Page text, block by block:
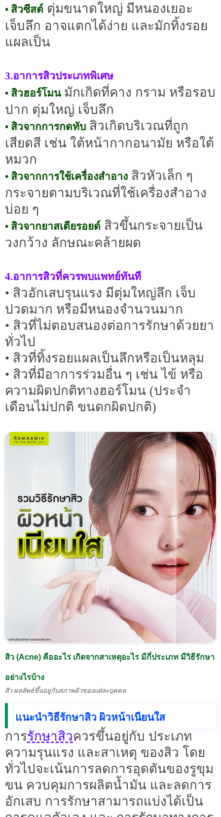
• สิวซีสต์ ตุ่มขนาดใหญ่ มีหนองเยอะ
เจ็บลึก อาจแตกได้ง่าย และมักทิ้งรอย
แผลเป็น
3.อาการสิวประเภทพิเศษ
• สิวฮอร์โมนมักเกิดที่คาง กราม หรือรอบ
ปาก ตุ่มใหญ่ เจ็บลึก
• สิวจากการกดทับ สิวเกิดบริเวณที่ถูก
เสียดสี เช่น ใต้หน้ากากอนามัย หรือใต้
หมวก
• สิวจากการใช้เครื่องสำอาง สิวหัวเล็ก ๆ
กระจายตามบริเวณที่ใช้เครื่องสำอาง
บ่อย ๆ
• สิวจากยาสเตียรอยด์ สิวขึ้นกระจายเป็น
วงกว้าง ลักษณะคล้ายผด
4.อาการสิวที่ควรพบแพทย์ทันที
• สิวอักเสบรุนแรง มีตุ่มใหญ่ลึก เจ็บ
ปวดมาก หรือมีหนองจำนวนมาก
• สิวที่ไม่ตอบสนองต่อการรักษาด้วยยา
ทั่วไป
• สิวที่ทิ้งรอยแผลเป็นลึกหรือเป็นหลุม
• สิวที่มีอาการร่วมอื่น ๆ เช่น ไข้ หรือ
ความผิดปกติทางฮอร์โมน (ประจำ
เดือนไม่ปกติ ขนดกผิดปกติ)
สิว (Acne) คืออะไร เกิดจากสาเหตุอะไร มีกี่ประเภท มีวิธีรักษา
อย่างไรบ้าง
สิว ผลลัพธ์ขึ้นอยู่กับสภาพผิวของแต่ละบุคคล
แนะนำวิธีรักษาสิว ผิวหน้าเนียนใส
การรักษาสิวควรขึ้นอยู่กับ ประเภท
ความรุนแรง และสาเหตุ ของสิว โดย
ทั่วไปจะเน้นการลดการอุดตันของรูขุม
ขน ควบคุมการผลิตน้ำมัน และลดการ
อักเสบ การรักษาสามารถแบ่งได้เป็น